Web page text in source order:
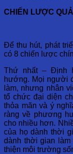
CHIẾN LƯỢC
Để thu hút, phát
có 8 chiến lược
Thứ nhất – Định
hướng. Mọi người
làm, nhưng nhân
tổ chức đại diện
thỏa mãn và ý
ràng về phương
cho nhiều hơn.
của họ dành thời
dành thời gian
thiện môi trường